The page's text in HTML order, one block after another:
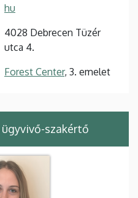
hu
4028 Debrecen Tüzér
utca 4.
Forest Center, 3. emelet
ügyvivő-szakértő